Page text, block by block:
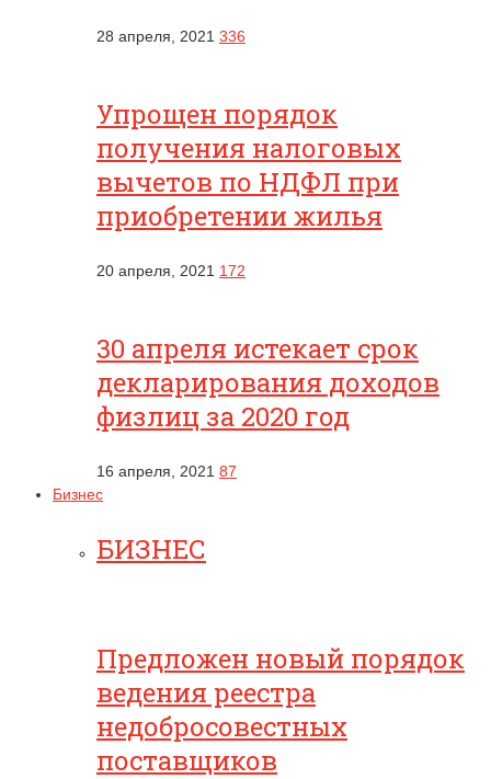
28 апреля, 2021 336
Упрощен порядок
получения налоговых
вычетов по НДФЛ при
приобретении жилья
20 апреля, 2021 172
30 апреля истекает срок
декларирования доходов
физлиц за 2020 год
16 апреля, 2021 87
Бизнес
БИЗНЕС
Предложен новый порядок
ведения реестра
недобросовестных
поставщиков